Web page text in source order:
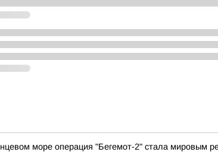
море операция "Бегемот-2" стала мировым